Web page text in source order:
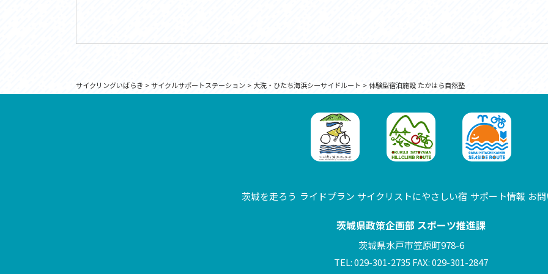
サイクリングいばらき >サイクルサポートステーション> 大洗・ひたち海浜シーサイドルート >体験型宿泊施設 たかはら自然塾
茨城を走ろう ライドプラン サイクリストにやさしい宿 サポート情報 お
茨城県政策企画部 スポーツ推進課
茨城県水戸市笠原町978-6
TEL: 029-301-2735 FAX: 029-301-2847